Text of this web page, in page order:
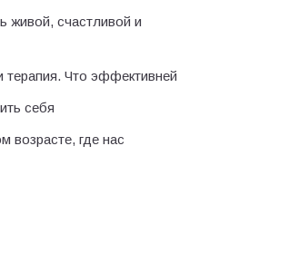
живой, счастливой и
терапия. Что эффективней
себя
возрасте, где нас